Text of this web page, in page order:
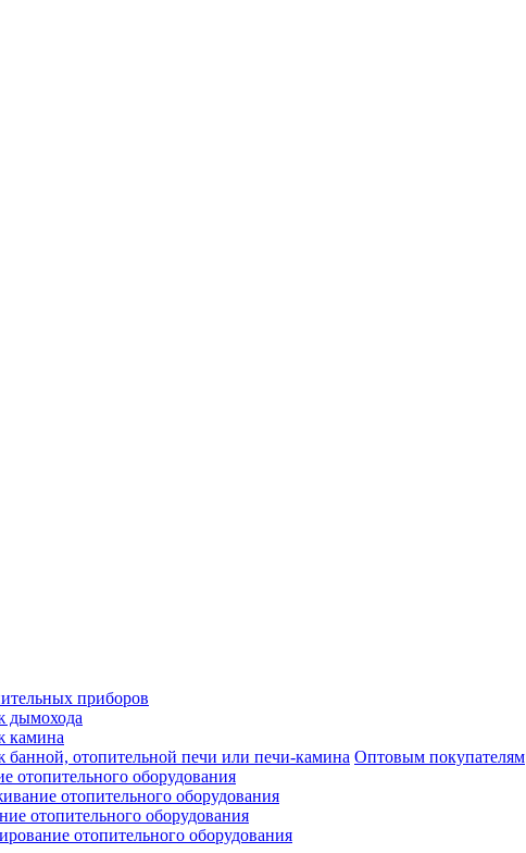
приборов
дымохода
камина
отопительной печи или печи-камина
отопительного оборудования
отопительного оборудования
отопительного оборудования
отопительного оборудования
Оптовым покупателям